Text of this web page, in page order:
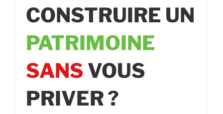
CONSTRUIRE UN
PATRIMOINE
SANS VOUS
PRIVER ?